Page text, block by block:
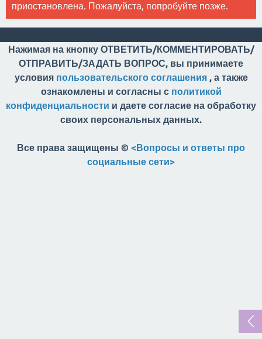
приостановлена. Пожалуйста, попробуйте позже.
Нажимая на кнопку ОТВЕТИТЬ/КОММЕНТИРОВАТЬ/
ОТПРАВИТЬ/ЗАДАТЬ ВОПРОС, вы принимаете
условия пользовательского соглашения, а также
ознакомлены и согласны с политикой
конфиденциальности и даете согласие на обработку
своих персональных данных.
Все права защищены © <Вопросы и ответы про
социальные сети>